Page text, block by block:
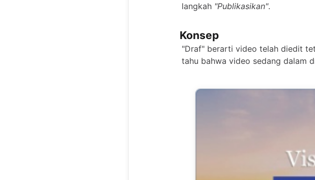
langkah "Publikasikan".
Konsep
"Draf" berarti video telah diedit
tahu bahwa video sedang dalam